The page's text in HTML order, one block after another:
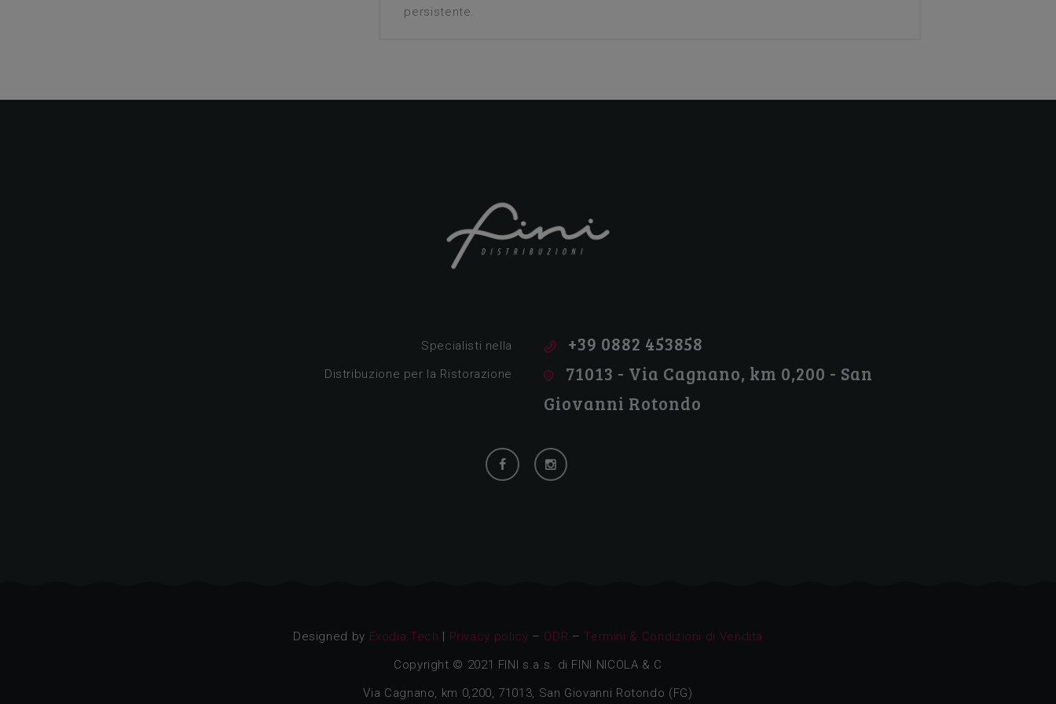
persistente.
+39 0882 453858
71013 - Via Cagnano, km 0,200 - San
Giovanni Rotondo
Specialisti nella
Distribuzione per la Ristorazione
Designed by Exodia.Tech | Privacy policy – ODR –Termini & Condizioni di Vendita
Copyright © 2021 FINI s.a.s. di FINI NICOLA & C
Via Cagnano, km 0,200, 71013, San Giovanni Rotondo (FG)